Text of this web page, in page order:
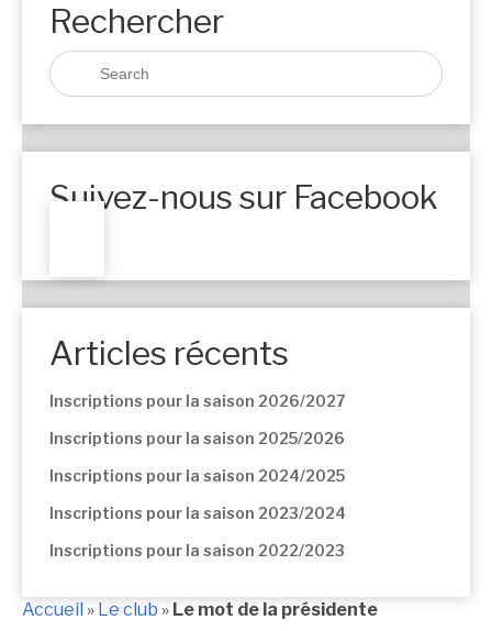
Rechercher
Suivez-nous sur Facebook
Articles récents
Inscriptions pour la saison 2026/2027
Inscriptions pour la saison 2025/2026
Inscriptions pour la saison 2024/2025
Inscriptions pour la saison 2023/2024
Inscriptions pour la saison 2022/2023
Accueil » Le club » Le mot de la présidente